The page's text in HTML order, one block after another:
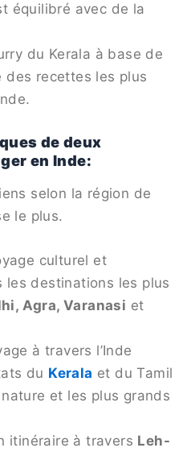
équilibré avec de la
du Kerala à base de
des recettes les plus
de deux
en Inde:
selon la région de
le plus.
culturel et
les destinations les plus
Agra, Varanasi et
à travers l’Inde
du Kerala et du Tamil
et les plus grands
itinéraire à travers Leh-